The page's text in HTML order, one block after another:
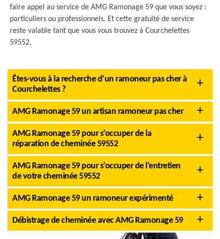
faire appel au service de AMG Ramonage 59 que vous soyez :
particuliers ou professionnels. Et cette gratuité de service
reste valable tant que vous vous trouvez à Courchelettes
59552.
Êtes-vous à la recherche d’un ramoneur pas cher à
Courchelettes ?
AMG Ramonage 59 un artisan ramoneur pas cher
AMG Ramonage 59 pour s’occuper de la
réparation de cheminée 59552
AMG Ramonage 59 pour s’occuper de l’entretien
de votre cheminée 59552
AMG Ramonage 59 un ramoneur expérimenté
Débistrage de cheminée avec AMG Ramonage 59